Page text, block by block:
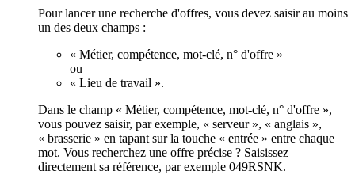
Pour lancer une recherche d'offres, vous devez saisir au moins
un des deux champs :
« Métier, compétence, mot-clé, n° d'offre »
ou
« Lieu de travail ».
Dans le champ « Métier, compétence, mot-clé, n° d'offre »,
vous pouvez saisir, par exemple, « serveur », « anglais »,
« brasserie » en tapant sur la touche « entrée » entre chaque
mot. Vous recherchez une offre précise ? Saisissez
directement sa référence, par exemple 049RSNK.